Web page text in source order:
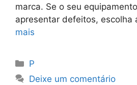
marca. Se o seu
apresentar defeitos, escolha
mais
Categorias
P
Deixe um comentário